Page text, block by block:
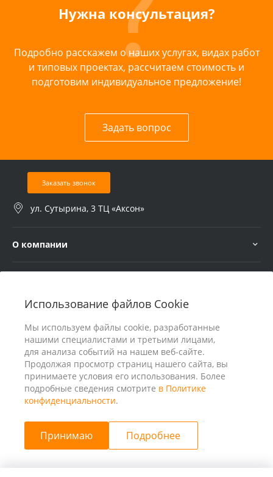
Использование файлов Cookie
Мы используем файлы cookie, разработанные
нашими специалистами и третьими лицами,
для анализа событий на нашем веб-сайте.
Продолжая просмотр страниц нашего сайта, вы
принимаете условия его использования. Более
подробные сведения смотрите в Политике
конфиденциальности.
Принимаю Подробнее
Нужна консультация?
Подробно расскажем о наших услугах, видах работ
и типовых проектах, рассчитаем стоимость и
подготовим индивидуальное предложение!
Задать вопрос
Заказать звонок
ул. Сутырина, 3 ТЦ «Аксон»
О компании